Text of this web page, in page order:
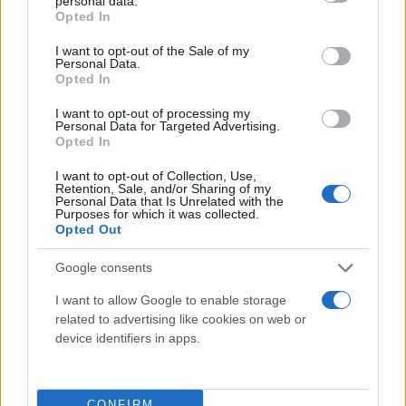
grant or deny consent to Google and its third-party tags to
use your data for below specified purposes in below Google
consent section.
Opted In
I want to opt-out of the Sale of my
Personal Data.
Opted In
I want to opt-out of processing my
Personal Data for Targeted Advertising.
Opted In
I want to opt-out of Collection, Use,
Retention, Sale, and/or Sharing of my
Personal Data that Is Unrelated with the
Purposes for which it was collected.
Opted Out
Google consents
I want to allow Google to enable storage
related to advertising like cookies on web or
device identifiers in apps.
Η Ναεγκόχιανγκ επισκέφθηκε τη Νότια Κορέα για
έναν αγώνα εναντίον της γυναικείας ομάδας Suwon
FC, νικώντας την νοτιοκορεατική ομάδα και
προκρίθηκε στους τελικούς του AFC Women's
Champions League. Η ομάδα συνέχισε
επικρατώντας της ιαπωνικής Nippon TV Tokyo
Verdy Beleza και κατέκτησε το τρόπαιο.